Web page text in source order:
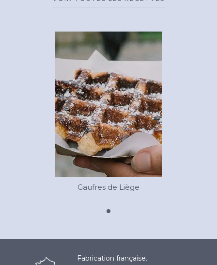
Gaufres de Liège
Fabrication française.